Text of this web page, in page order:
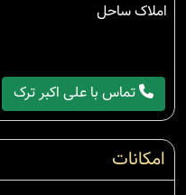
املاک ساحل
تماس با علی اکبر ترک
امکانات